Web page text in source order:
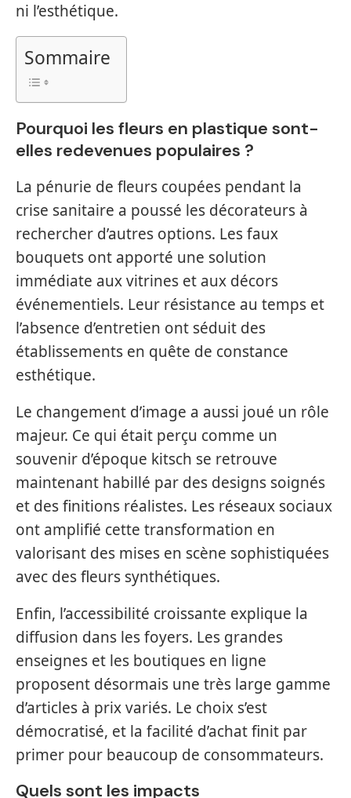
ni l’esthétique.
Sommaire
Pourquoi les fleurs en plastique sont-
elles redevenues populaires ?
La pénurie de fleurs coupées pendant la
crise sanitaire a poussé les décorateurs à
rechercher d’autres options. Les faux
bouquets ont apporté une solution
immédiate aux vitrines et aux décors
événementiels. Leur résistance au temps et
l’absence d’entretien ont séduit des
établissements en quête de constance
esthétique.
Le changement d’image a aussi joué un rôle
majeur. Ce qui était perçu comme un
souvenir d’époque kitsch se retrouve
maintenant habillé par des designs soignés
et des finitions réalistes. Les réseaux sociaux
ont amplifié cette transformation en
valorisant des mises en scène sophistiquées
avec des fleurs synthétiques.
Enfin, l’accessibilité croissante explique la
diffusion dans les foyers. Les grandes
enseignes et les boutiques en ligne
proposent désormais une très large gamme
d’articles à prix variés. Le choix s’est
démocratisé, et la facilité d’achat finit par
primer pour beaucoup de consommateurs.
Quels sont les impacts